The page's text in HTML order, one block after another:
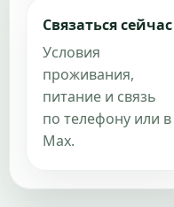
Связаться сейчас
Условия
проживания,
питание и связь
по телефону или в
Max.